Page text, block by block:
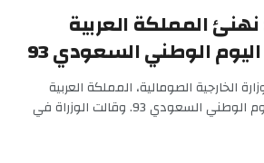
نهنئ المملكة العربية
الوطني السعودي 93
الصومالية، المملكة العربية
السعودية الشقيقة بمناسبة اليوم الوطني السعودي 93. وقالت الوزراة في